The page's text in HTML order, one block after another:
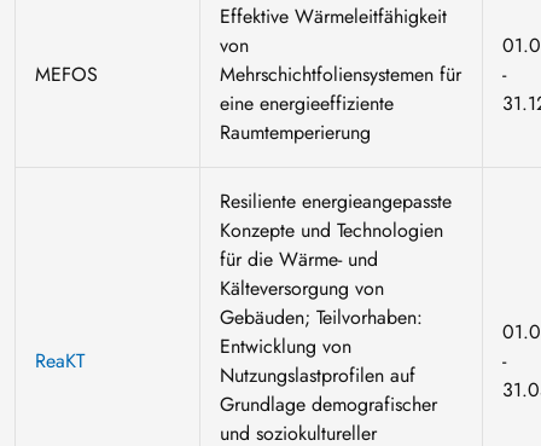
MEFOS
Effektive Wärmeleitfähigkeit
von
Mehrschichtfoliensystemen für
eine energieeffiziente
Raumtemperierung
-
ReaKT
Resiliente energieangepasste
Konzepte und Technologien
für die Wärme- und
Kälteversorgung von
Gebäuden; Teilvorhaben:
Entwicklung von
Nutzungslastprofilen auf
Grundlage demografischer
und soziokultureller
-